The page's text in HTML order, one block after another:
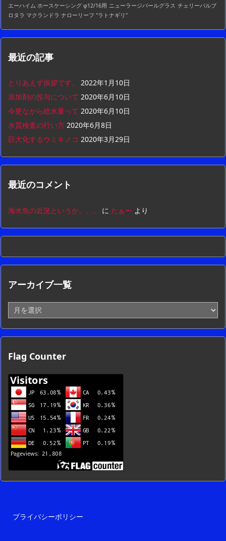
エーハイム ホースケーシング φ12/16用 ニューラージパールグラス チェリーバルブ
ロタラ マクランドラ ナローリーフ "ラトナギリ"
最近の記事
とりあえず挨拶です。
2022年1月10日
添加剤の投与について 2020年6月10日
今更ながら総水量って 2020年6月10日
水質検査の行い方 2020年6月8日
巨大化するウミキノコ 2020年3月29日
最近のコメント
海水魚の近況というか。。。 に たぁー より
アーカイブ一覧
ー
カ
イ
一
Flag Counter
プライバシーポリシー